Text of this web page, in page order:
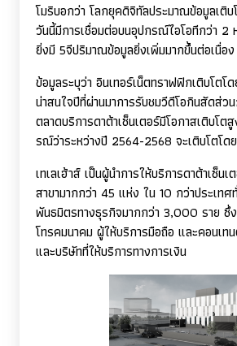
โมริบอกว่า โลกยุคดิจิทัลประมาณข้อมูลเติบ
วันนี้มีการเชื่อมต่อบนอุปกรณ์ไอโอทีกว่า 2
ยิ่งมี 5จีปริมาณข้อมูลยิ่งเพิ่มมากขึ้นต่อเนื่อง
ข้อมูลระบุว่า อินเทอร์เน็ตทราฟฟิกเติบโตโ
น่าสนใจปีที่ผ่านมาการรับชมวีดีโอกินสัดส่ว
ตลาดบริการดาต้าเซ็นเตอร์มีโอกาสเติบโต
รณ์ว่าระหว่างปี 2564-2568 จะเติบโตโด
เทเลเฮ้าส์ เป็นผู้นำการให้บริการดาต้าเซ็น
สาขามากกว่า 45 แห่ง ใน 10 กว่าประเท
พันธมิตรทางธุรกิจมากกว่า 3,000 ราย ซึ่
โทรคมนาคม ผู้ให้บริการมือถือ และคอนเท
และบริษัทที่ให้บริการทางการเงิน